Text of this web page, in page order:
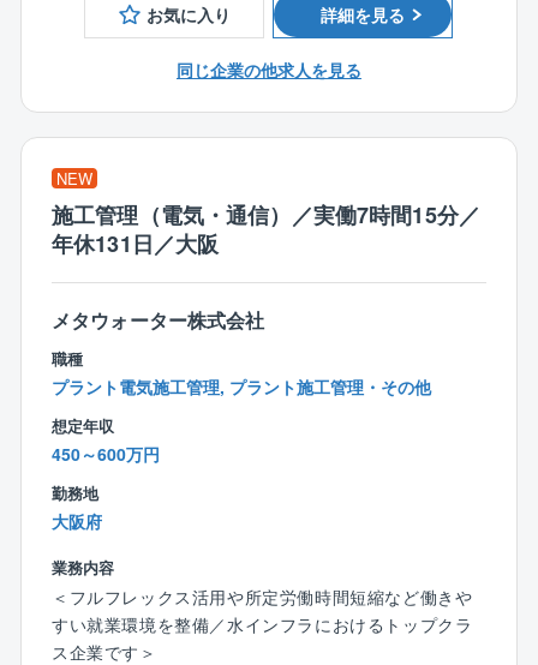
■取扱製品：ガス絶縁開閉装置、変圧器、受変電設備、
制御装置など。いずれも社会インフラを支える社会貢
献性の高い製品です。同社は社会の「当たり前」を陰
■同社について：
【日本の電力インフラを支える企業/再生可能エネルギ
ー推進の一端を担う】
電気設備の設計・開発で業界をリードし、誰もが知る
大型案件にも携わっております。高速道路・鉄道など
の社会インフラや、公共施設・上下水道施設・ゴミ処
理施設などの公共インフラを支え、社会公益性の高い
事業を展開しています。
2050カーボンニュートラルを国策として推し進める
中、同社への期待も高まっています。再エネ推進の一
端を担っており、他社に先駆けいちはやくスマートグ
リッドのエネルギーマネジメントシステムを構築し、
国内外でプロジェクトを展開しています。例えば、晴
れた日は太陽光発電を、風が強い日は風力発電を主に
電気を供給するなど、再生可能エネルギーをベストミ
ックスしながら、電力の需要と供給のバランスをと
お気に入り 詳細を見る
同じ企業の他求人を見る
NEW
施工管理（電気・通信）／実働7時間15分／
年休131日／大阪
メタウォーター株式会社
職種
プラント電気施工管理, プラント施工管理・その他
想定年収
450～600万円
勤務地
大阪府
業務内容
＜フルフレックス活用や所定労働時間短縮など働きや
すい就業環境を整備／水インフラにおけるトップクラ
ス企業です＞